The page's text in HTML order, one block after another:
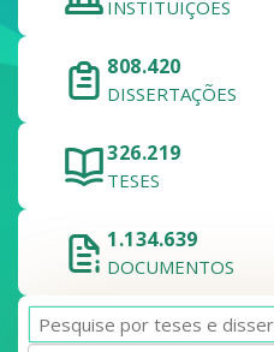
INSTITUIÇÕES
808.420
DISSERTAÇÕES
326.219
TESES
1.134.639
DOCUMENTOS